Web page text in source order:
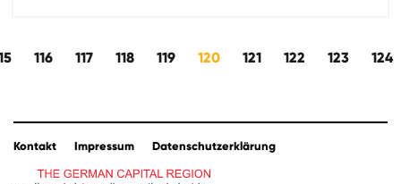
116 117 118 119 120 121 122 123 124
Kontakt Impressum Datenschutzerklärung